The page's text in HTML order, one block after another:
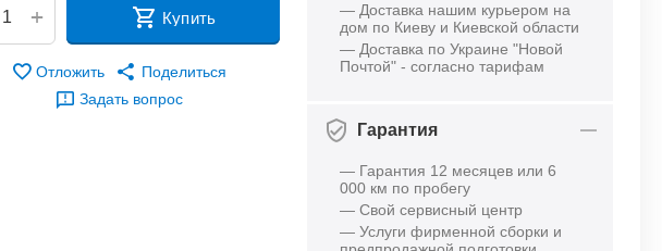
+ Купить
Отложить
Поделиться
Задать вопрос
— Доставка нашим курьером на
дом по Киеву и Киевской области
— Доставка по Украине "Новой
Почтой" - согласно тарифам
Гарантия
— Гарантия 12 месяцев или 6
000 км по пробегу
— Свой сервисный центр
— Услуги фирменной сборки и